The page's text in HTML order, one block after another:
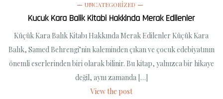
UNCATEGORIZED
Kucuk Kara Balik Kitabi Hakkinda Merak Edilenler
Küçük Kara Balık Kitabı Hakkında Merak Edilenler Küçük Kara
Balık, Samed Behrengi’nin kaleminden çıkan ve çocuk edebiyatının
önemli eserlerinden biri olarak bilinir. Bu kitap, yalnızca bir hikaye
değil, aynı zamanda […]
View the post